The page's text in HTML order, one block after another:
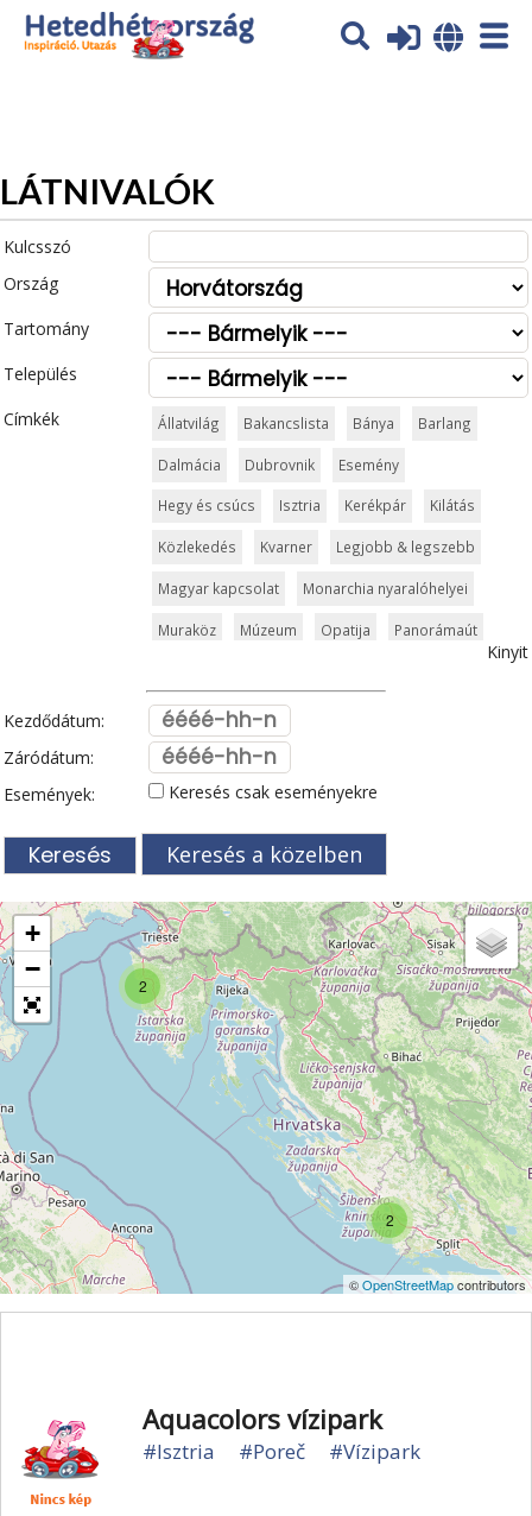
Az oldal sütiket (cookies) használ. További tájékoztatás itt:
Adatvédelmi tájékoztató
LÁTNIVALÓK
Kulcsszó
Ország
Tartomány
Település
Címkék
Állatvilág Bakancslista Bánya Barlang
Dalmácia Dubrovnik Esemény
Hegy és csúcs Isztria Kerékpár Kilátás
Közlekedés Kvarner Legjobb & legszebb
Magyar kapcsolat Monarchia nyaralóhelyei
Muraköz Múzeum Opatija Panorámaút
Szabadidőpark Szigetek
Templom és kolostor
Tengerparti üdülőhely Természeti szépség
Vár és kastély Városkalauzok
Világörökség Vízipark Zadar
Zöldturista
Kinyit
Kezdődátum:
Záródátum:
Események:
Keresés csak eseményekre
Keresés a közelben
2
2
+
−
©OpenStreetMapcontributors
Aquacolors vízipark
#Isztria #Poreč #Vízipark